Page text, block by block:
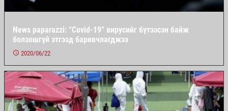
News paparazzi: “Covid-19” вирусийг бүтээсэн байж
болзошгүй этгээд баривчлагджээ
2020/06/22